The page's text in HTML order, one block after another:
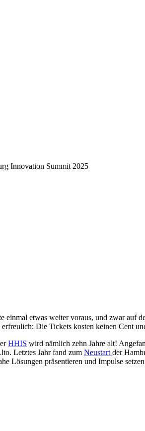
Innovation Summit 2025
etwas weiter voraus, und zwar auf
Die Tickets kosten keinen Cent
HHIS wird nämlich zehn Jahre alt!
Letztes Jahr fand zum Neustart der
Lösungen präsentieren und Impulse